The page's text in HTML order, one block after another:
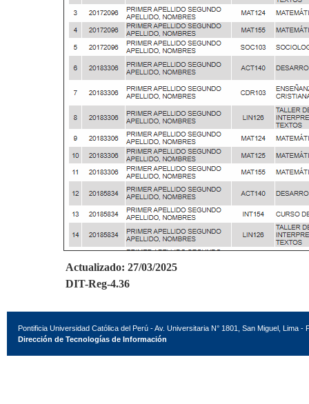
Actualizado: 27/03/2025
DIT-Reg-4.36
Pontificia Universidad Católica del Perú - Av. Universitaria N° 1801, San Miguel, Lima -
Dirección de Tecnologías de Información